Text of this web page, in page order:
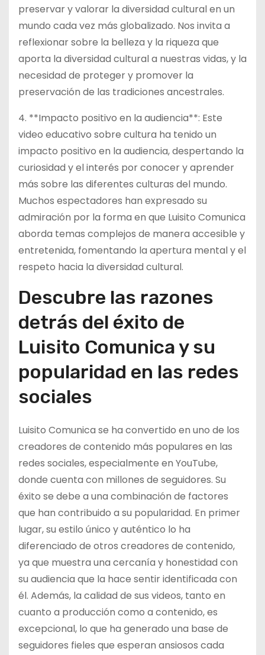
preservar y valorar la diversidad cultural en un
mundo cada vez más globalizado. Nos invita a
reflexionar sobre la belleza y la riqueza que
aporta la diversidad cultural a nuestras vidas, y la
necesidad de proteger y promover la
preservación de las tradiciones ancestrales.
4. **Impacto positivo en la audiencia**: Este
video educativo sobre cultura ha tenido un
impacto positivo en la audiencia, despertando la
curiosidad y el interés por conocer y aprender
más sobre las diferentes culturas del mundo.
Muchos espectadores han expresado su
admiración por la forma en que Luisito Comunica
aborda temas complejos de manera accesible y
entretenida, fomentando la apertura mental y el
respeto hacia la diversidad cultural.
Descubre las razones
detrás del éxito de
Luisito Comunica y su
popularidad en las redes
sociales
Luisito Comunica se ha convertido en uno de los
creadores de contenido más populares en las
redes sociales, especialmente en YouTube,
donde cuenta con millones de seguidores. Su
éxito se debe a una combinación de factores
que han contribuido a su popularidad. En primer
lugar, su estilo único y auténtico lo ha
diferenciado de otros creadores de contenido,
ya que muestra una cercanía y honestidad con
su audiencia que la hace sentir identificada con
él. Además, la calidad de sus videos, tanto en
cuanto a producción como a contenido, es
excepcional, lo que ha generado una base de
seguidores fieles que esperan ansiosos cada